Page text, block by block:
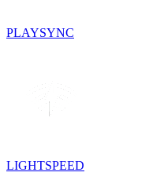
PLAYSYNC
LIGHTSPEED